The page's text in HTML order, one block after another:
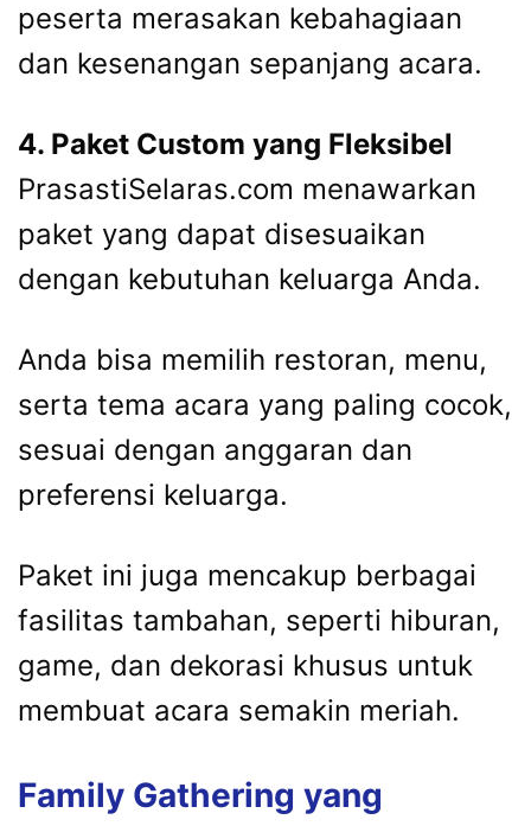
peserta merasakan kebahagiaan
dan kesenangan sepanjang acara.
4. Paket Custom yang Fleksibel
PrasastiSelaras.com menawarkan
paket yang dapat disesuaikan
dengan kebutuhan keluarga Anda.
Anda bisa memilih restoran, menu,
serta tema acara yang paling cocok,
sesuai dengan anggaran dan
preferensi keluarga.
Paket ini juga mencakup berbagai
fasilitas tambahan, seperti hiburan,
game, dan dekorasi khusus untuk
membuat acara semakin meriah.
Family Gathering yang